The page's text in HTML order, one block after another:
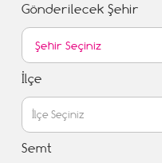
Gönderilecek Şehir
İlçe
Semt